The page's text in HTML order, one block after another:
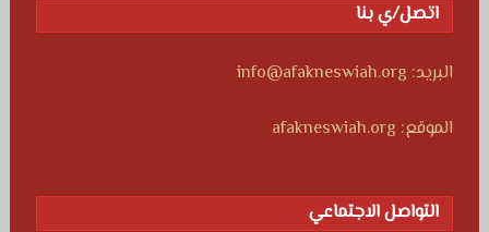
اتصل/ي بنا
البريد: info@afakneswiah.org
الموقع: afakneswiah.org
التواصل الاجتماعي